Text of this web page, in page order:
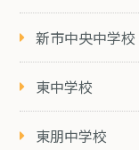
新市中央中学校
東中学校
東朋中学校